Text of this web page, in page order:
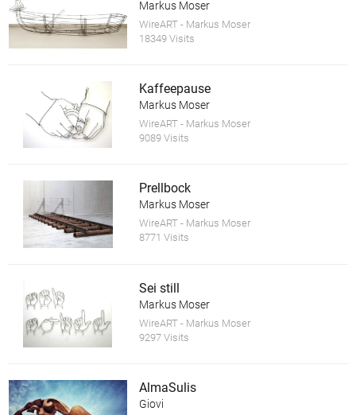
Markus Moser
WireART - Markus Moser
18349 Visits
Kaffeepause
Markus Moser
WireART - Markus Moser
9089 Visits
Prellbock
Markus Moser
WireART - Markus Moser
8771 Visits
Sei still
Markus Moser
WireART - Markus Moser
9297 Visits
AlmaSulis
Giovi